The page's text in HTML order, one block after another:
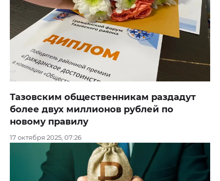
Тазовским общественникам раздадут
более двух миллионов рублей по
новому правилу
17 октября 2025, 07:26